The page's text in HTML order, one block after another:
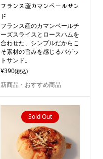
フランス産カマンベールサン
ド
フランス産のカマンベールチ
ーズスライスとロースハムを
合わせた、シンプルだからこ
そ素材の旨みを感じるバゲッ
トサンド。
¥390(税込)
新商品・おすすめ商品
Sold Out